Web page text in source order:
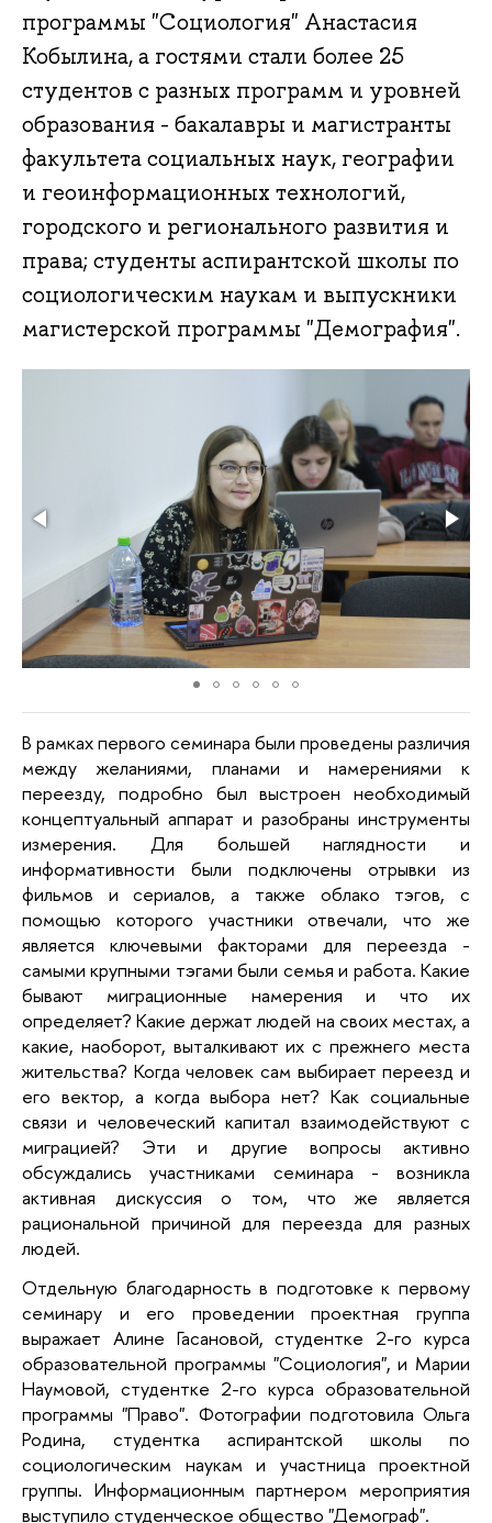
программы "Социология" Анастасия
Кобылина, а гостями стали более 25
студентов с разных программ и уровней
образования - бакалавры и магистранты
факультета социальных наук, географии
и геоинформационных технологий,
городского и регионального развития и
права; студенты аспирантской школы по
социологическим наукам и выпускники
магистерской программы "Демография".
В рамках первого семинара были проведены различия
между желаниями, планами и намерениями к
переезду, подробно был выстроен необходимый
концептуальный аппарат и разобраны инструменты
измерения. Для большей наглядности и
информативности были подключены отрывки из
фильмов и сериалов, а также облако тэгов, с
помощью которого участники отвечали, что же
является ключевыми факторами для переезда -
самыми крупными тэгами были семья и работа. Какие
бывают миграционные намерения и что их
определяет? Какие держат людей на своих местах, а
какие, наоборот, выталкивают их с прежнего места
жительства? Когда человек сам выбирает переезд и
его вектор, а когда выбора нет? Как социальные
связи и человеческий капитал взаимодействуют с
миграцией? Эти и другие вопросы активно
обсуждались участниками семинара - возникла
активная дискуссия о том, что же является
рациональной причиной для переезда для разных
людей.
Отдельную благодарность в подготовке к первому
семинару и его проведении проектная группа
выражает Алине Гасановой, студентке 2-го курса
образовательной программы "Социология", и Марии
Наумовой, студентке 2-го курса образовательной
программы "Право". Фотографии подготовила Ольга
Родина, студентка аспирантской школы по
социологическим наукам и участница проектной
группы. Информационным партнером мероприятия
выступило студенческое общество "Демограф".